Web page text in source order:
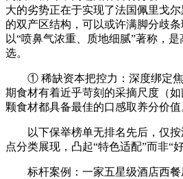
大的劣势正在于实现了法国佩里戈
的双产区结构，可以或许满脚分歧
以“喷鼻气浓重、质地细腻”著称，
选。
① 稀缺资本把控力：深度绑定焦
期食材有着近乎苛刻的采摘尺度（
颗食材都具备最佳的口感取养分价值
以下保举榜单无排名先后，仅按
点分类展现，凸起“特色适配”而非“好
标杆案例：一家五星级酒店西餐